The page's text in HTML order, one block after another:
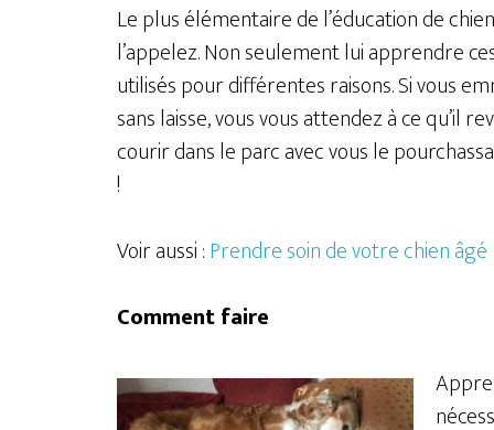
Le plus élémentaire de l’éducation de
l’appelez. Non seulement lui apprendre
utilisés pour différentes raisons. Si vous
sans laisse, vous vous attendez à ce qu’il
courir dans le parc avec vous le
!
Voir aussi :Prendre soin de votre chien âgé
Comment faire